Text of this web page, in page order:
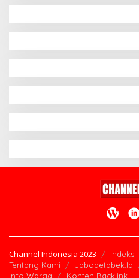
Channel Indonesia 2023 Indeks
Tentang Kami
Jabodetabek.Id
Info Warga
Konten Backlink